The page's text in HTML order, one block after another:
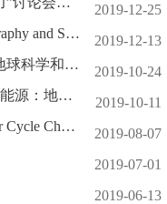
2019-12-25
蓝海论坛第37期：Coastal Oceanography and Sediment Dynamics
2019-12-13
蓝海论坛“深海深地非常规能源：地球科学和工程问题”讨论会成功举办
2019-10-24
蓝海论坛第36期：深海深地非常规能源：地球科学和工程问题
2019-10-11
蓝海论坛第35期：Carbon and Water Cycle Changes and the Earth's Climate
2019-08-07
2019-07-01
2019-06-13